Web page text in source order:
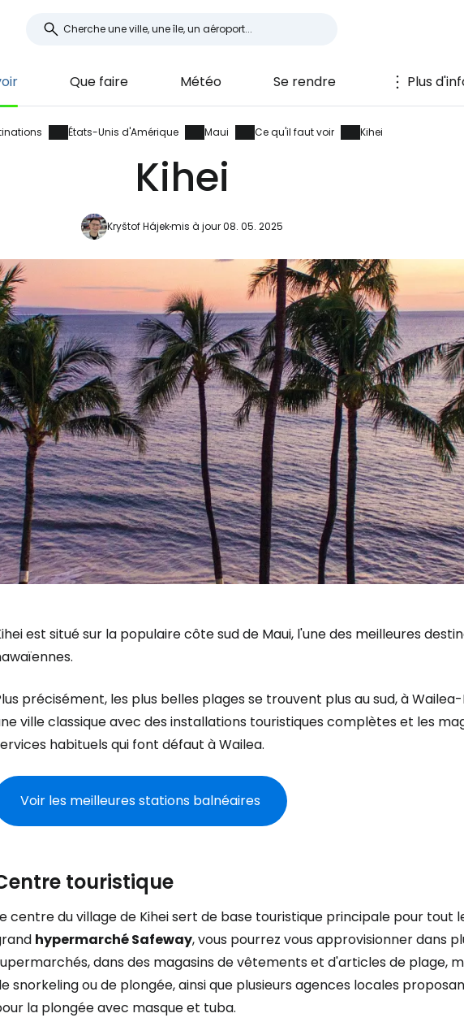
Que faire Météo Se rendre Plus
États-Unis d'Amérique Maui Ce qu'il faut voir Kihei
Kihei
Kryštof Hájekmis à jour 08. 05. 2025
est situé sur la populaire côte sud de Maui, l'une des meilleures
précisément, les plus belles plages se trouvent plus au sud, à
ville classique avec des installations touristiques complètes et les
habituels qui font défaut à Wailea.
Voir les meilleures stations balnéaires
touristique
centre du village de Kihei sert de base touristique principale pour tout
hypermarché Safeway, vous pourrez vous approvisionner dans
dans des magasins de vêtements et d'articles de plage,
snorkeling ou de plongée, ainsi que plusieurs agences locales
la plongée avec masque et tuba.